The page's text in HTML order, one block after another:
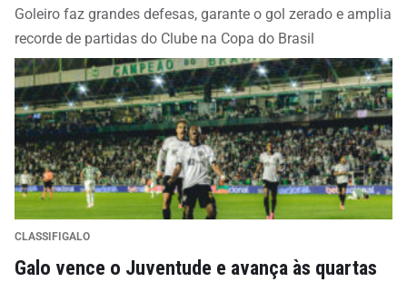
Goleiro faz grandes defesas, garante o gol zerado e amplia
recorde de partidas do Clube na Copa do Brasil
CLASSIFIGALO
Galo vence o Juventude e avança às quartas